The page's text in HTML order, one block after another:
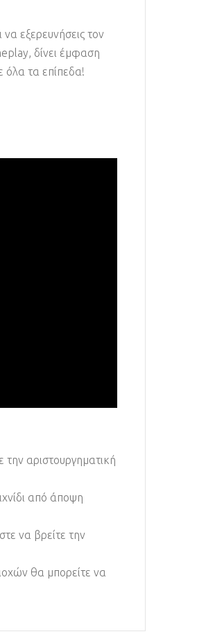
εξερευνήσεις τον
δίνει έμφαση
όλα τα επίπεδα!
την αριστουργηματική
από άποψη
να βρείτε την
θα μπορείτε να